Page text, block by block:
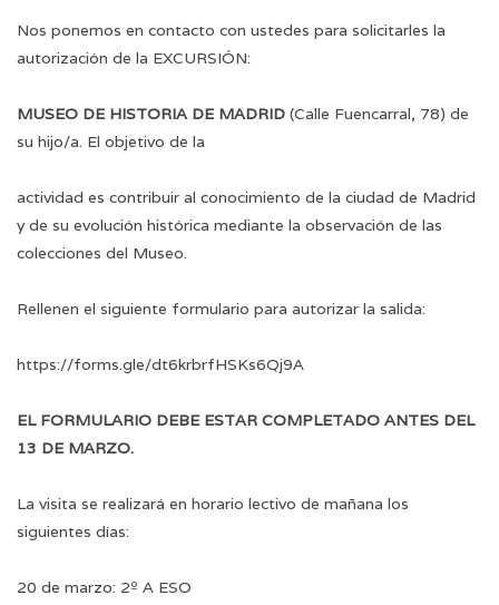
Nos ponemos en contacto con ustedes para solicitarles la
autorización de la EXCURSIÓN:
MUSEO DE HISTORIA DE MADRID (Calle Fuencarral, 78) de
su hijo/a. El objetivo de la
actividad es contribuir al conocimiento de la ciudad de Madrid
y de su evolución histórica mediante la observación de las
colecciones del Museo.
Rellenen el siguiente formulario para autorizar la salida:
https://forms.gle/dt6krbrfHSKs6Qj9A
EL FORMULARIO DEBE ESTAR COMPLETADO ANTES DEL
13 DE MARZO.
La visita se realizará en horario lectivo de mañana los
siguientes días:
20 de marzo: 2º A ESO